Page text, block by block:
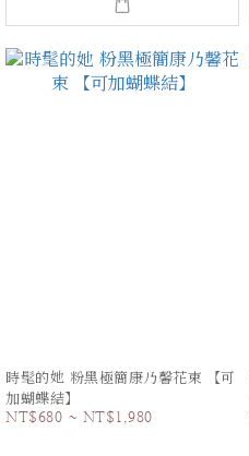
時髦的她 粉黑極簡康乃馨花束 【可
加蝴蝶結】
NT$680 ~ NT$1,980